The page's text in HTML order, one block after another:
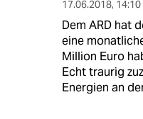
17.06.2018,
Dem ARD hat
eine
Million Euro
Echt traurig
Energien an